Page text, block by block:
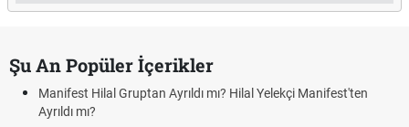
Şu An Popüler İçerikler
Manifest Hilal Gruptan Ayrıldı mı? Hilal Yelekçi Manifest'ten
Ayrıldı mı?